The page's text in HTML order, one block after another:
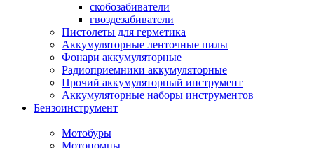
скобозабиватели
гвоздезабиватели
Пистолеты для герметика
Аккумуляторные ленточные пилы
Фонари аккумуляторные
Радиоприемники аккумуляторные
Прочий аккумуляторный инструмент
Аккумуляторные наборы инструментов
Бензоинструмент
Мотобуры
Мотопомпы